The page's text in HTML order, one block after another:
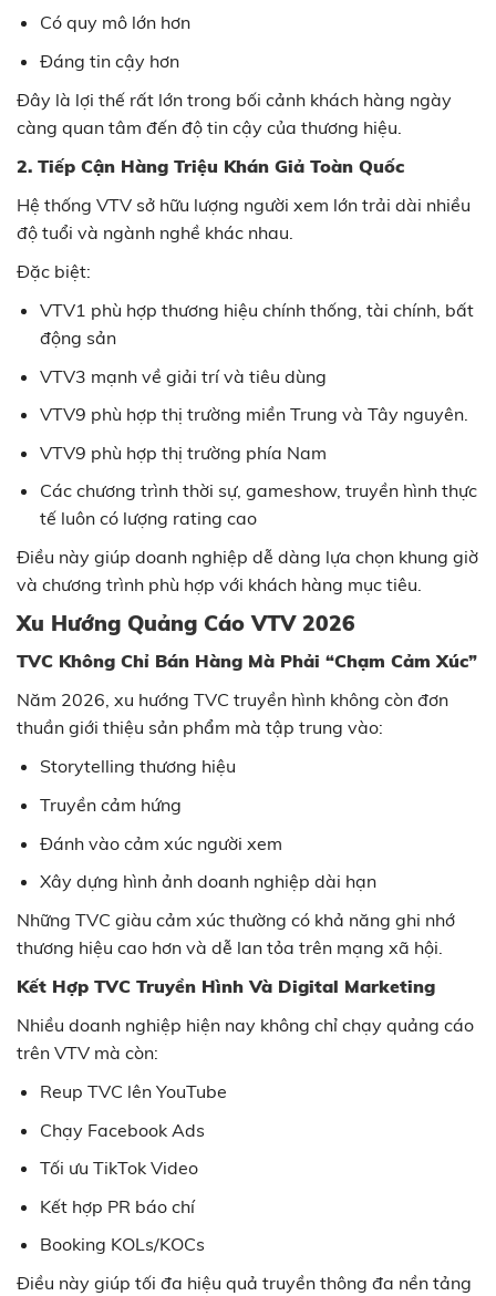
Có quy mô lớn hơn
Đáng tin cậy hơn
Đây là lợi thế rất lớn trong bối cảnh khách hàng ngày
càng quan tâm đến độ tin cậy của thương hiệu.
2. Tiếp Cận Hàng Triệu Khán Giả Toàn Quốc
Hệ thống VTV sở hữu lượng người xem lớn trải dài nhiều
độ tuổi và ngành nghề khác nhau.
Đặc biệt:
VTV1 phù hợp thương hiệu chính thống, tài chính, bất
động sản
VTV3 mạnh về giải trí và tiêu dùng
VTV9 phù hợp thị trường miền Trung và Tây nguyên.
VTV9 phù hợp thị trường phía Nam
Các chương trình thời sự, gameshow, truyền hình thực
tế luôn có lượng rating cao
Điều này giúp doanh nghiệp dễ dàng lựa chọn khung giờ
và chương trình phù hợp với khách hàng mục tiêu.
Xu Hướng Quảng Cáo VTV 2026
TVC Không Chỉ Bán Hàng Mà Phải “Chạm Cảm Xúc”
Năm 2026, xu hướng TVC truyền hình không còn đơn
thuần giới thiệu sản phẩm mà tập trung vào:
Storytelling thương hiệu
Truyền cảm hứng
Đánh vào cảm xúc người xem
Xây dựng hình ảnh doanh nghiệp dài hạn
Những TVC giàu cảm xúc thường có khả năng ghi nhớ
thương hiệu cao hơn và dễ lan tỏa trên mạng xã hội.
Kết Hợp TVC Truyền Hình Và Digital Marketing
Nhiều doanh nghiệp hiện nay không chỉ chạy quảng cáo
trên VTV mà còn:
Reup TVC lên YouTube
Chạy Facebook Ads
Tối ưu TikTok Video
Kết hợp PR báo chí
Booking KOLs/KOCs
Điều này giúp tối đa hiệu quả truyền thông đa nền tảng